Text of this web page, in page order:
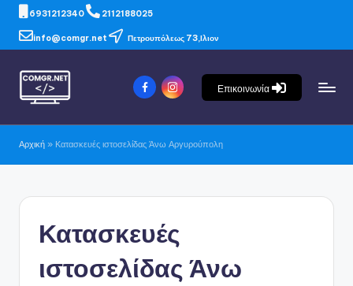
6931212340 2112188025
info@comgr.net Πετρουπόλεως 73,Ιλιον
Επικοινωνία
Αρχική » Κατασκευές ιστοσελίδας Άνω Αργυρούπολη
Κατασκευές
ιστοσελίδας Άνω